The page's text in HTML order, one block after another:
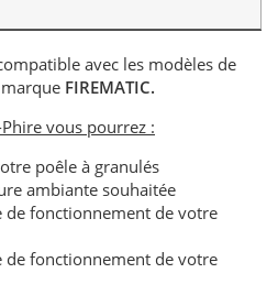
avec les modèles de
FIREMATIC.
vous pourrez :
poêle à granulés
ambiante souhaitée
de fonctionnement de votre
de fonctionnement de votre